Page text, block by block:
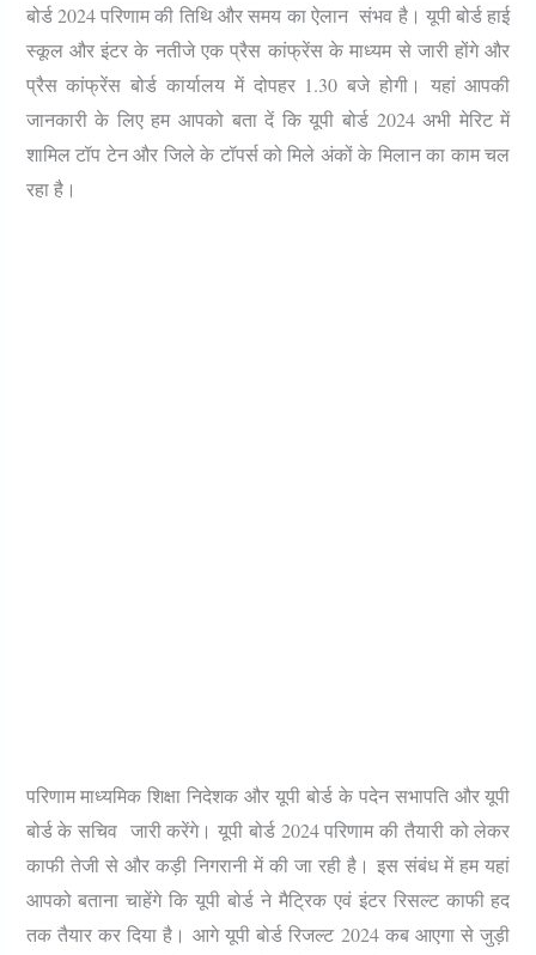
बोर्ड 2024 परिणाम की तिथि और समय का ऐलान संभव है। यूपी बोर्ड हाई
स्कूल और इंटर के नतीजे एक प्रैस कांफ्रेंस के माध्यम से जारी होंगे और
प्रैस कांफ्रेंस बोर्ड कार्यालय में दोपहर 1.30 बजे होगी। यहां आपकी
जानकारी के लिए हम आपको बता दें कि यूपी बोर्ड 2024 अभी मेरिट में
शामिल टॉप टेन और जिले के टॉपर्स को मिले अंकों के मिलान का काम चल
रहा है।
परिणाम माध्यमिक शिक्षा निदेशक और यूपी बोर्ड के पदेन सभापति और यूपी
बोर्ड के सचिव जारी करेंगे। यूपी बोर्ड 2024 परिणाम की तैयारी को लेकर
काफी तेजी से और कड़ी निगरानी में की जा रही है। इस संबंध में हम यहां
आपको बताना चाहेंगे कि यूपी बोर्ड ने मैट्रिक एवं इंटर रिसल्ट काफी हद
तक तैयार कर दिया है। आगे यूपी बोर्ड रिजल्ट 2024 कब आएगा से जुड़ी